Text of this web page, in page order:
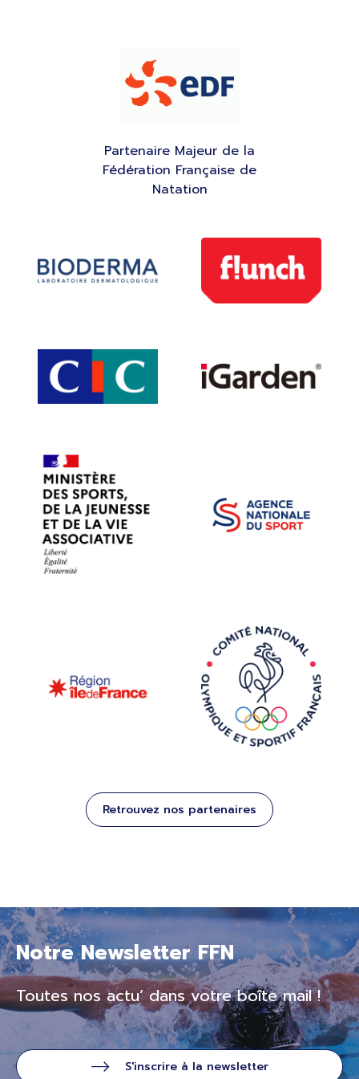
Partenaire Majeur de la
Fédération Française de
Natation
Retrouvez nos partenaires
Notre Newsletter FFN
Toutes nos actu’ dans votre boîte mail !
S'inscrire à la newsletter